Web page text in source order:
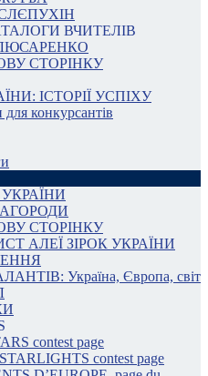
ВЧИТЕЛІВ
СТОРІНКУ
ІСТОРІЇ УСПІХУ
для конкурсантів
СТОРІНКУ
АЛЕЇ ЗІРОК УКРАЇНИ
Україна, Європа, світ
contest page
contest page